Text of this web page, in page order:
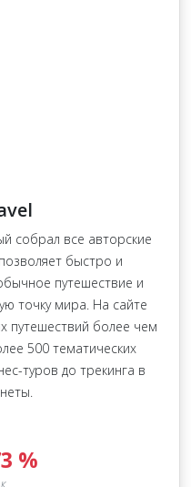
собрал все авторские
быстро и
путешествие и
точку мира. На сайте
путешествий более чем
500 тематических
туров до трекинга в
%